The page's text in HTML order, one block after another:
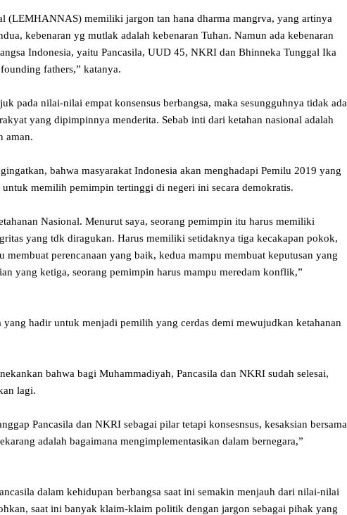
(LEMHANNAS) memiliki jargon tan hana dharma mangrva, yang artinya
kebenaran yg mutlak adalah kebenaran Tuhan. Namun ada kebenaran
Indonesia, yaitu Pancasila, UUD 45, NKRI dan Bhinneka Tunggal Ika
fathers,” katanya.
pada nilai-nilai empat konsensus berbangsa, maka sesungguhnya tidak ada
yang dipimpinnya menderita. Sebab inti dari ketahan nasional adalah
aman.
bahwa masyarakat Indonesia akan menghadapi Pemilu 2019 yang
untuk memilih pemimpin tertinggi di negeri ini secara demokratis.
Nasional. Menurut saya, seorang pemimpin itu harus memiliki
yang tdk diragukan. Harus memiliki setidaknya tiga kecakapan pokok,
membuat perencanaan yang baik, kedua mampu membuat keputusan yang
yang ketiga, seorang pemimpin harus mampu meredam konflik,”
yang hadir untuk menjadi pemilih yang cerdas demi mewujudkan ketahanan
bahwa bagi Muhammadiyah, Pancasila dan NKRI sudah selesai,
lagi.
Pancasila dan NKRI sebagai pilar tetapi konsesnsus, kesaksian bersama
adalah bagaimana mengimplementasikan dalam bernegara,”
dalam kehidupan berbangsa saat ini semakin menjauh dari nilai-nilai
saat ini banyak klaim-klaim politik dengan jargon sebagai pihak yang